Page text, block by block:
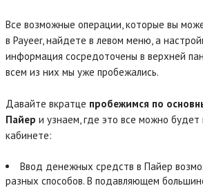
Все возможные операции, которые вы
в Payeer, найдете в левом меню, а
информация сосредоточены в верхней
всем из них мы уже пробежались.
Давайте вкратце пробежимся по
Пайер и узнаем, где это все можно будет
кабинете:
Ввод денежных средств в Пайер
разных способов. В подавляющем